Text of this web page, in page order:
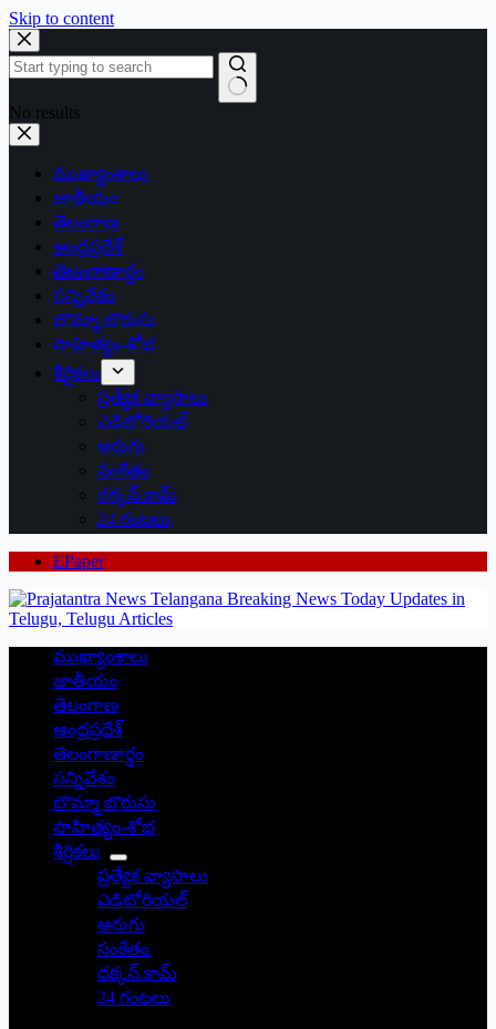
Skip to content
No results
ముఖ్యాంశాలు
జాతీయం
తెలంగాణ
ఆంధ్రప్రదేశ్
తెలంగాణార్థం
సన్నివేశం
బొమ్మా బొరుసు
సాహిత్యం-శోభ
శీర్షికలు
ప్రత్యేక వ్యాసాలు
ఎడిటోరియల్
అరుగు
సంకేతం
దక్కన్.కామ్
24 గంటలు
EPaper
ముఖ్యాంశాలు
జాతీయం
తెలంగాణ
ఆంధ్రప్రదేశ్
తెలంగాణార్థం
సన్నివేశం
బొమ్మా బొరుసు
సాహిత్యం-శోభ
శీర్షికలు
ప్రత్యేక వ్యాసాలు
ఎడిటోరియల్
అరుగు
సంకేతం
దక్కన్.కామ్
24 గంటలు